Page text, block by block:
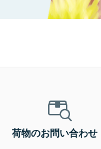
荷物のお問い合わせ